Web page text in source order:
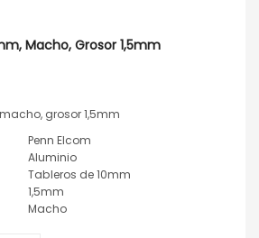
Macho, Grosor 1,5mm
grosor 1,5mm
Penn Elcom
Aluminio
Tableros de 10mm
1,5mm
Macho